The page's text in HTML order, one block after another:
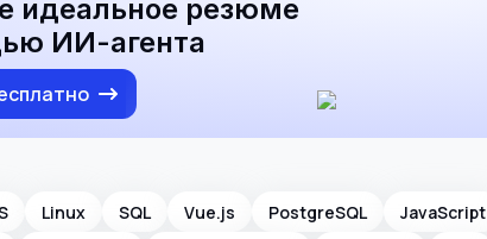
идеальное резюме
ИИ-агента
Linux SQL Vue.js PostgreSQL JavaScript